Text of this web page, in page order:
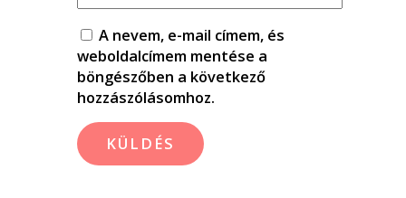
A nevem, e-mail címem, és
weboldalcímem mentése a
böngészőben a következő
hozzászólásomhoz.